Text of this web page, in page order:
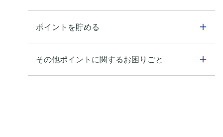
ポイントを貯める
その他ポイントに関するお困りごと